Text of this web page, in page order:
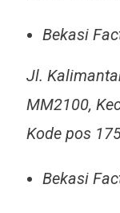
Bekasi
Jl.
MM2100,
Kode pos
Bekasi